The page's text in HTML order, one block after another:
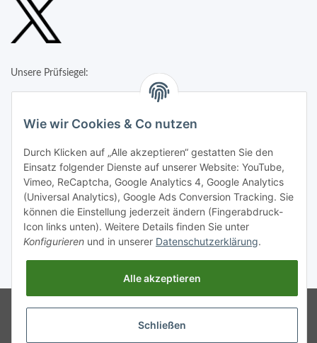
Unsere Prüfsiegel:
Google Analytics deaktivieren Status:
Powered byJTL-Shop
Wie wir Cookies & Co nutzen
Durch Klicken auf „Alle akzeptieren“ gestatten Sie den
Einsatz folgender Dienste auf unserer Website: YouTube,
Vimeo, ReCaptcha, Google Analytics 4, Google Analytics
(Universal Analytics), Google Ads Conversion Tracking. Sie
können die Einstellung jederzeit ändern (Fingerabdruck-
Icon links unten). Weitere Details finden Sie unter
Konfigurieren und in unserer Datenschutzerklärung.
Alle akzeptieren
Schließen